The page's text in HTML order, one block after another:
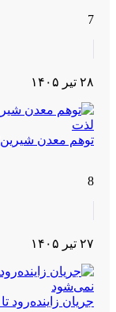
7
۲۸ تیر ۱۴۰۵
توهم معدن
8
۲۷ تیر ۱۴۰۵
جریان زاینده‌رود تا ۱۵ شهریور ادامه دارد؛ آب بسته نمی‌شود